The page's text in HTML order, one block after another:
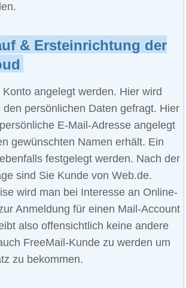
& Ersteinrichtung der
angelegt werden. Hier wird
persönlichen Daten gefragt. Hier
E-Mail-Adresse angelegt
gewünschten Namen erhält. Ein
festgelegt werden. Nach der
sind Sie Kunde von Web.de.
wird man bei Interesse an Online-
Anmeldung für einen Mail-Account
also offensichtlich keine andere
FreeMail-Kunde zu werden um
zu bekommen.